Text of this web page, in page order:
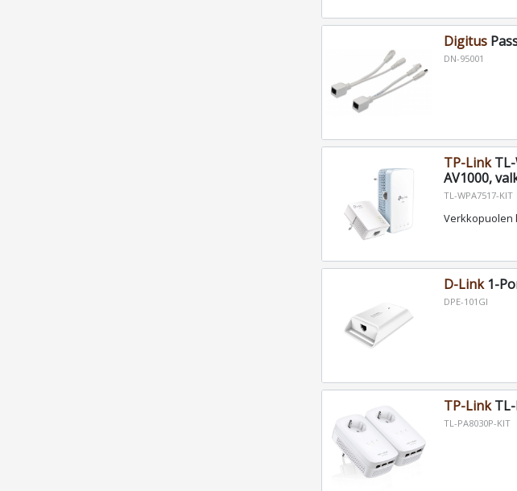
Digitus
DN-95001
TP-LinkTL-
AV1000,
TL-WPA7517-KIT
Verkkopuolen
D-Link1-
DPE-101GI
TP-LinkTL-
TL-PA8030P-KIT